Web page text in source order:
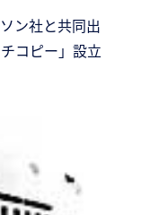
ン社と共同出
コピー」設立